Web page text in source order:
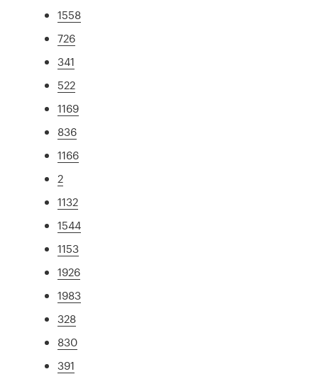
1558
726
341
522
1169
836
1166
2
1132
1544
1153
1926
1983
328
830
391